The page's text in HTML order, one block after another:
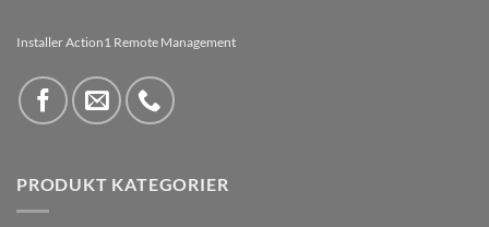
Installer Action1 Remote Management
PRODUKT KATEGORIER